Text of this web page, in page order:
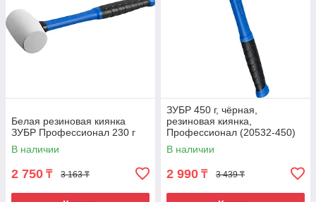
Белая резиновая киянка
ЗУБР Профессионал 230 г
В наличии
2 750 ₸ 3 163 ₸
ЗУБР 450 г, чёрная,
резиновая киянка,
Профессионал (20532-450)
В наличии
2 990 ₸ 3 439 ₸